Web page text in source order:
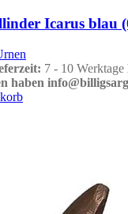
Icarus blau
7 - 10 Werktage
haben